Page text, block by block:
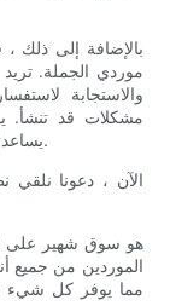
بالإضافة إلى ذلك
موردي الجملة.
والاستجابة
مشكلات قد تنشأ.
يساعدك في بناء شراكة قوية ودائمة مفيدة لكلا الطرفين.
الآن ، دعونا
الموردين من جميع